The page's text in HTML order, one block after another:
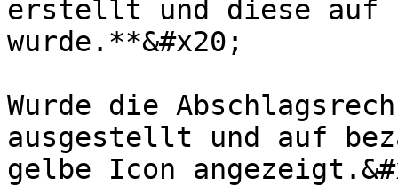
erstellt und diese auf
wurde.**&#x20;
Wurde die
ausgestellt und auf
gelbe Icon